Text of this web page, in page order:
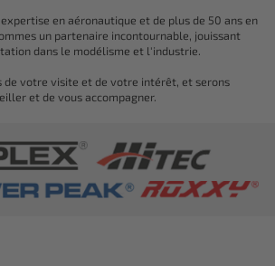
en aéronautique et de plus de 50 ans en
un partenaire incontournable, jouissant
dans le modélisme et l'industrie.
de votre visite et de votre intérêt, et serons
et de vous accompagner.